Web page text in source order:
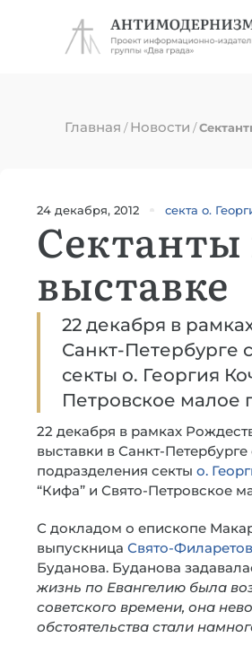
Главная /Новости /
24 декабря, 2012 секта о.
Сектанты
выставке
22 декабря в
Санкт-Петербурге
секты о. Георгия
Петровское малое
22 декабря в рамках
выставки в Санкт-
подразделения секты о.
“Кифа” и Свято-Петровское
С докладом о епископе
выпускница Свято-
Буданова. Буданова
жизнь по Евангелию была
советского времени, она
обстоятельства стали